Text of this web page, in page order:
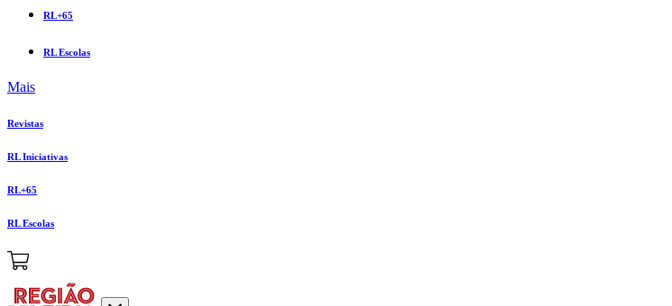
RL+65
RL Escolas
Mais
Revistas
RL Iniciativas
RL+65
RL Escolas